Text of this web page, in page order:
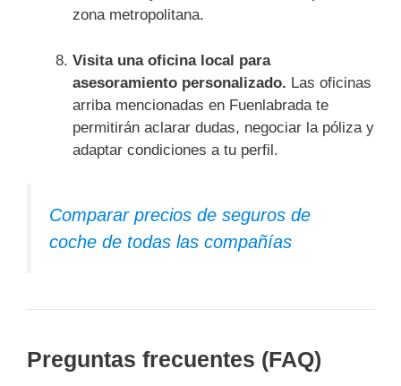
zona metropolitana.
Visita una oficina local para
asesoramiento personalizado. Las oficinas
arriba mencionadas en Fuenlabrada te
permitirán aclarar dudas, negociar la póliza y
adaptar condiciones a tu perfil.
Comparar precios de seguros de
coche de todas las compañías
Preguntas frecuentes (FAQ)